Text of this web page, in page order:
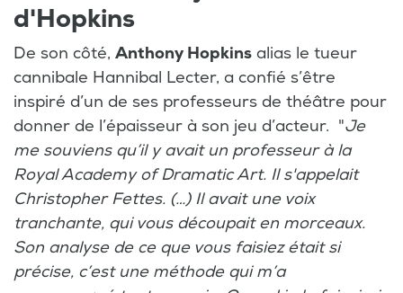
d'Hopkins
De son côté, Anthony Hopkins alias le tueur
cannibale Hannibal Lecter, a confié s’être
inspiré d’un de ses professeurs de théâtre pour
donner de l’épaisseur à son jeu d’acteur. "Je
me souviens qu’il y avait un professeur à la
Royal Academy of Dramatic Art. Il s'appelait
Christopher Fettes. (…) Il avait une voix
tranchante, qui vous découpait en morceaux.
Son analyse de ce que vous faisiez était si
précise, c’est une méthode qui m’a